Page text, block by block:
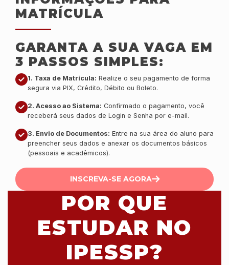
MATRÍCULA
GARANTA A SUA VAGA EM
3 PASSOS SIMPLES:
1. Taxa de Matrícula: Realize o seu pagamento de forma
segura via PIX, Crédito, Débito ou Boleto.
2. Acesso ao Sistema: Confirmado o pagamento, você
receberá seus dados de Login e Senha por e-mail.
3. Envio de Documentos: Entre na sua área do aluno para
preencher seus dados e anexar os documentos básicos
(pessoais e acadêmicos).
INSCREVA-SE AGORA
POR QUE
ESTUDAR NO
IPESSP?